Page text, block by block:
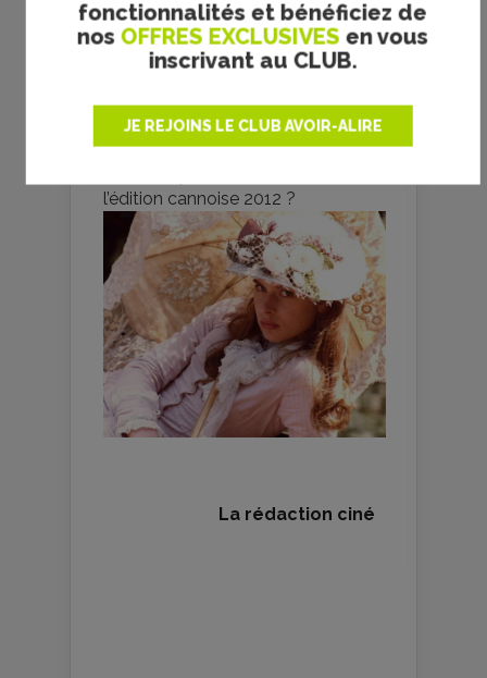
fonctionnalités et bénéficiez de
nos OFFRES EXCLUSIVES en vous
inscrivant au CLUB.
JE REJOINS LE CLUB AVOIR-ALIRE
budget du cinéma français en son
temps ; le succès du film la
propulsa sur une scène
Polanski, Beineix, Schrader,
Konchalovsky, les Taviani, et
Skolimowski. Impressionnant.
l’édition cannoise 2012 ?
La rédaction ciné